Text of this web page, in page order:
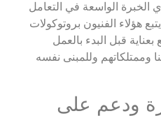
الخبرة الواسعة في التعامل
هؤلاء الفنيون بروتوكولات
قبل البدء بالعمل
وممتلكاتهم وللمبنى نفسه
ودعم على